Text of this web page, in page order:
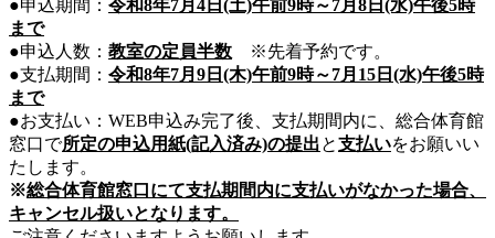
●申込期間： 令和8年7月4日(土)午前9時～7月8日(水)午後5時
まで
●申込人数： 教室の定員半数 ※先着予約です。
●支払期間： 令和8年7月9日(木)午前9時～7月15日(水)午後5時
まで
●お支払い：WEB申込み完了後、支払期間内に、総合体育館
窓口で所定の申込用紙(記入済み)の提出と支払いをお願いい
たします。
※総合体育館窓口にて支払期間内に支払いがなかった場合、
キャンセル扱いとなります。